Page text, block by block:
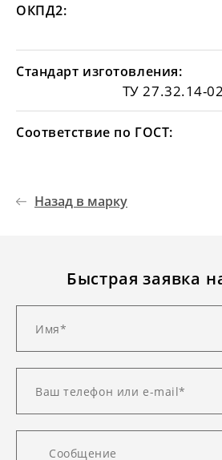
ОКПД2:
Стандарт изготовления:
ТУ 27.32.14-
Соответствие по ГОСТ:
Назад в марку
Быстрая заявка